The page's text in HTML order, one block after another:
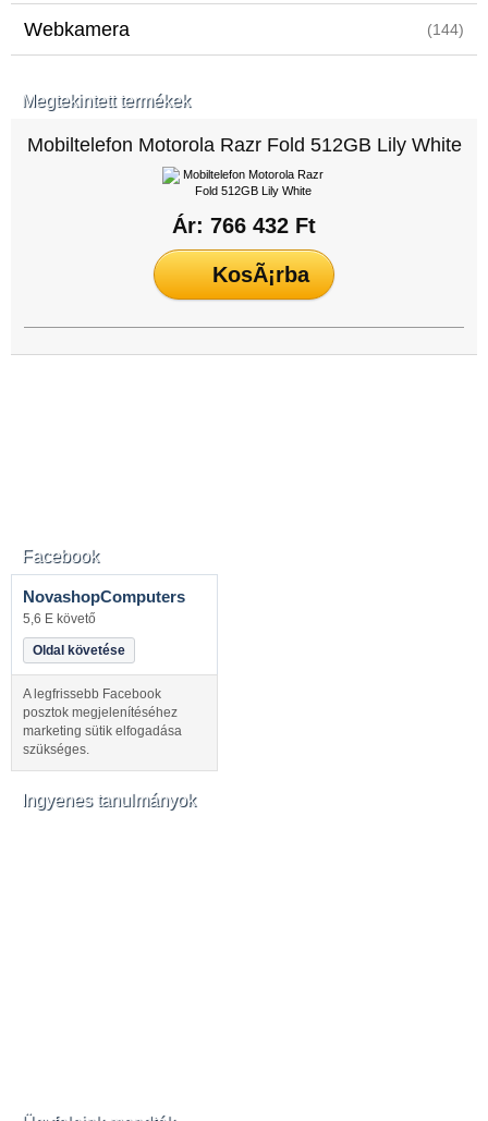
Webkamera (144)
Megtekintett termékek
Mobiltelefon Motorola Razr Fold 512GB Lily White
Ár: 766 432 Ft
Facebook
NovashopComputers
5,6 E követő
Oldal követése
A legfrissebb Facebook
posztok megjelenítéséhez
marketing sütik elfogadása
szükséges.
Ingyenes tanulmányok